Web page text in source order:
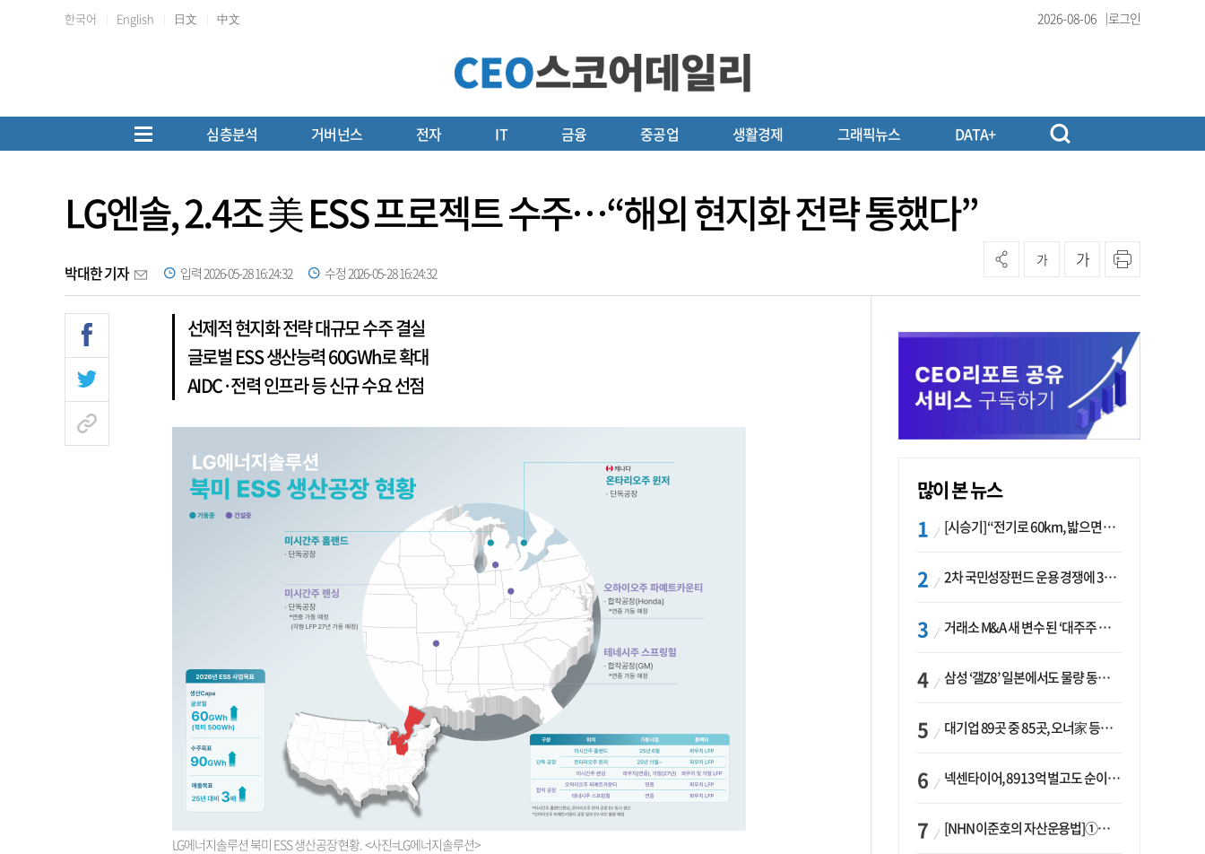
한국어 English 日文 中文 2026-08-06 로그인
심층분석 거버넌스 전자 IT 금융 중공업 생활경제 그래픽뉴스 DATA+
LG엔솔, 2.4조 美 ESS 프로젝트 수주…“해외 현지화 전략 통했다”
박대한 기자 입력 2026-05-28 16:24:32 수정 2026-05-28 16:24:32
가 가
선제적 현지화 전략 대규모 수주 결실
글로벌 ESS 생산능력 60GWh로 확대
AIDC·전력 인프라 등 신규 수요 선점
LG에너지솔루션 북미 ESS 생산공장 현황. <사진=LG에너지솔루션>
많이 본 뉴스
[시승기] “전기로 60km, 밟으면 462마력”…볼보 XC60 T8의 두 얼굴
2차 국민성장펀드 운용 경쟁에 33개사 몰렸다…신한·하나 등 새 얼굴 대거 합류
거래소 M&A 새 변수 된 ‘대주주 심사’…네이버·두나무 결합도 영향권
삼성 ‘갤Z8’ 일본에서도 물량 동났다…애플 참전 앞두고 선두 수성 ‘시험대’
대기업 89곳 중 85곳, 오너家 등기임원 겸직…BS 46곳·SM 45곳 ‘족벌경영’ 고착화
넥센타이어, 8913억 벌고도 순이익 2억…유럽 세부담에 이익 증발
[NHN 이준호의 자산운용법]①이니시오·JLC ‘부동산’-JLC파트너스 ‘투자’…“부동산 담보대출로 투자재원 확보”